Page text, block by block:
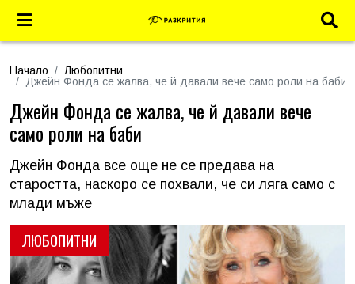
Начало
Любопитни
Джейн Фонда се жалва, че й давали вече само роли на баби
ЛЮБОПИТНИ
Джейн Фонда се жалва, че й давали вече
само роли на баби
Джейн Фонда все още не се предава на
старостта, наскоро се похвали, че си ляга само с
млади мъже